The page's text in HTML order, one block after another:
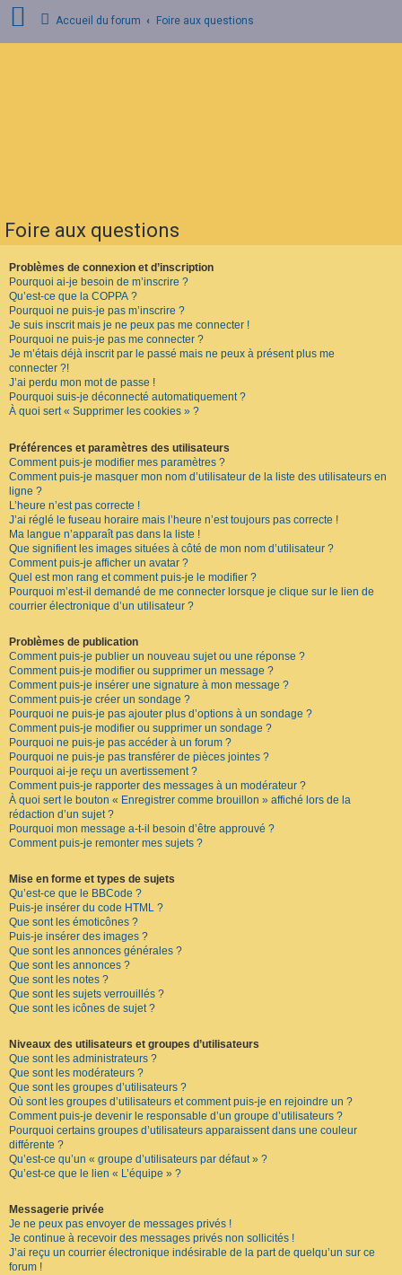
s
c
r
i
p
t
i
o
n
F
Accueil du forum Foire aux questions
Foire aux questions
Problèmes de connexion et d’inscription
Pourquoi ai-je besoin de m’inscrire ?
Qu’est-ce que la COPPA ?
Pourquoi ne puis-je pas m’inscrire ?
Je suis inscrit mais je ne peux pas me connecter !
Pourquoi ne puis-je pas me connecter ?
Je m’étais déjà inscrit par le passé mais ne peux à présent plus me
connecter ?!
J’ai perdu mon mot de passe !
Pourquoi suis-je déconnecté automatiquement ?
À quoi sert « Supprimer les cookies » ?
Préférences et paramètres des utilisateurs
Comment puis-je modifier mes paramètres ?
Comment puis-je masquer mon nom d’utilisateur de la liste des utilisateurs en
ligne ?
L’heure n’est pas correcte !
J’ai réglé le fuseau horaire mais l’heure n’est toujours pas correcte !
Ma langue n’apparaît pas dans la liste !
Que signifient les images situées à côté de mon nom d’utilisateur ?
Comment puis-je afficher un avatar ?
Quel est mon rang et comment puis-je le modifier ?
Pourquoi m’est-il demandé de me connecter lorsque je clique sur le lien de
courrier électronique d’un utilisateur ?
Problèmes de publication
Comment puis-je publier un nouveau sujet ou une réponse ?
Comment puis-je modifier ou supprimer un message ?
Comment puis-je insérer une signature à mon message ?
Comment puis-je créer un sondage ?
Pourquoi ne puis-je pas ajouter plus d’options à un sondage ?
Comment puis-je modifier ou supprimer un sondage ?
Pourquoi ne puis-je pas accéder à un forum ?
Pourquoi ne puis-je pas transférer de pièces jointes ?
Pourquoi ai-je reçu un avertissement ?
Comment puis-je rapporter des messages à un modérateur ?
À quoi sert le bouton « Enregistrer comme brouillon » affiché lors de la
rédaction d’un sujet ?
Pourquoi mon message a-t-il besoin d’être approuvé ?
Comment puis-je remonter mes sujets ?
Mise en forme et types de sujets
Qu’est-ce que le BBCode ?
Puis-je insérer du code HTML ?
Que sont les émoticônes ?
Puis-je insérer des images ?
Que sont les annonces générales ?
Que sont les annonces ?
Que sont les notes ?
Que sont les sujets verrouillés ?
Que sont les icônes de sujet ?
Niveaux des utilisateurs et groupes d’utilisateurs
Que sont les administrateurs ?
Que sont les modérateurs ?
Que sont les groupes d’utilisateurs ?
Où sont les groupes d’utilisateurs et comment puis-je en rejoindre un ?
Comment puis-je devenir le responsable d’un groupe d’utilisateurs ?
Pourquoi certains groupes d’utilisateurs apparaissent dans une couleur
différente ?
Qu’est-ce qu’un « groupe d’utilisateurs par défaut » ?
Qu’est-ce que le lien « L’équipe » ?
Messagerie privée
Je ne peux pas envoyer de messages privés !
Je continue à recevoir des messages privés non sollicités !
J’ai reçu un courrier électronique indésirable de la part de quelqu’un sur ce
forum !